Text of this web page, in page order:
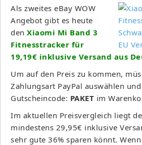
Als zweites eBay WOW
Angebot gibt es heute
den Xiaomi Mi Band 3
Fitnesstracker für
19,19€ inklusive Versand aus
Um auf den Preis zu kommen,
Zahlungsart PayPal auswählen
Gutscheincode: PAKET im
Im aktuellen Preisvergleich liegt
mindestens 29,95€ inklusive
sehr gute 36% sparen könnt.